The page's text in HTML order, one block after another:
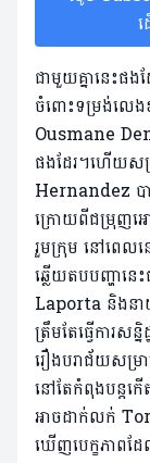
ជាមួយគ្នានេះផ
ចំពោះ​ទម្រង់ល
Ousmane
ផងដែរ។ហើយស
Hernandez ប
ក្រោយពីជម្រុញ​
រួមក្រុម នៅពេលន
ឆ្លើយតបបញ្ហាន
Laporta និងន
ត្រឹមតែធ្វើការ​ស
រឿងបរាជ័យសម្រ
នៅតែ​កំពុង​បន្តក
អាចដាក់លក់
ឃើញ​បេក្ខភាព​